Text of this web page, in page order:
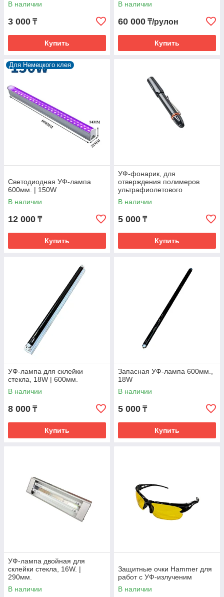
В наличии
3 000 ₸
Купить
В наличии
60 000 ₸/рулон
Купить
Для Немецкого клея
Светодиодная УФ-лампа
600мм. | 150W
В наличии
12 000 ₸
Купить
УФ-фонарик, для
отверждения полимеров
ультрафиолетового
облучения. 5W
В наличии
5 000 ₸
Купить
УФ-лампа для склейки
стекла, 18W | 600мм.
В наличии
8 000 ₸
Купить
Запасная УФ-лампа 600мм.,
18W
В наличии
5 000 ₸
Купить
УФ-лампа двойная для
склейки стекла, 16W. |
290мм.
В наличии
Защитные очки Hammer для
работ с УФ-излученим
В наличии